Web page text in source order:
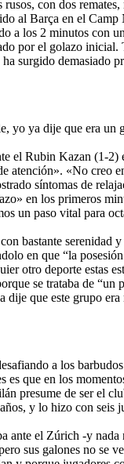
con dos
al Barça en el
a los 2 minutos con
por el golazo inicial.
surgido demasiado
yo ya dije que era un
el Rubin Kazan (1-
«No creo
síntomas de
en los primeros
un paso vital para
bastante serenidad
en que “la
otro deporte estas
se trataba de “un
dije que este grupo
a los
que en los
presume de ser el
y lo hizo con seis
el Zúrich -y nada
sus galones no se